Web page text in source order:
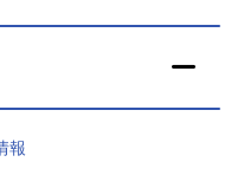
夏アニメ
冬アニメ
報